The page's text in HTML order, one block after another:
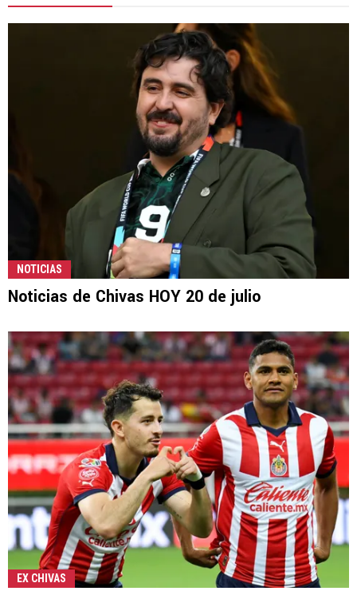
NOTICIAS
Noticias de Chivas HOY 20 de julio
EX CHIVAS